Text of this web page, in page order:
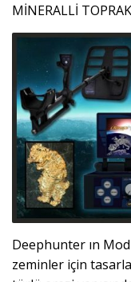
MİNERALLİ
Deephunter ın
zeminler için